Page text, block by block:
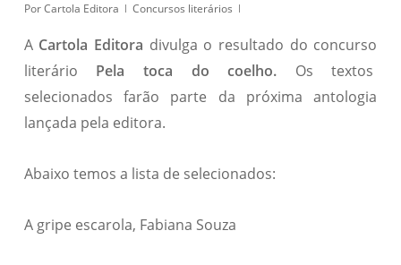
PorCartola Editora Concursos literários
A Cartola Editora divulga o resultado do concurso
literário Pela toca do coelho. Os textos
selecionados farão parte da próxima antologia
lançada pela editora.
Abaixo temos a lista de selecionados:
A gripe escarola, Fabiana Souza